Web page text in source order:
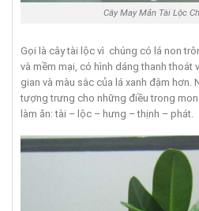
Cây May Mắn Tài Lộc
Gọi là cây tài lộc vì chúng có lá non
và mềm mại, có hình dáng thanh thoát
gian và màu sắc của lá xanh đậm hơn.
tượng trưng cho những điều trong
làm ăn: tài – lộc – hưng – thịnh – phát.